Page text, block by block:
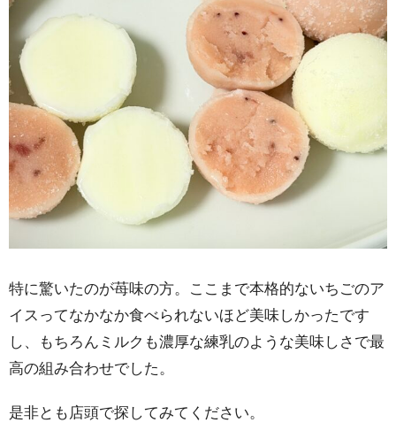
特に驚いたのが苺味の方。ここまで本格的ないちごのア
イスってなかなか食べられないほど美味しかったです
し、もちろんミルクも濃厚な練乳のような美味しさで最
高の組み合わせでした。
是非とも店頭で探してみてください。